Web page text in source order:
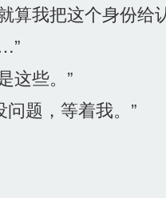
我把这个身份给
这些。”
题，等着我。”